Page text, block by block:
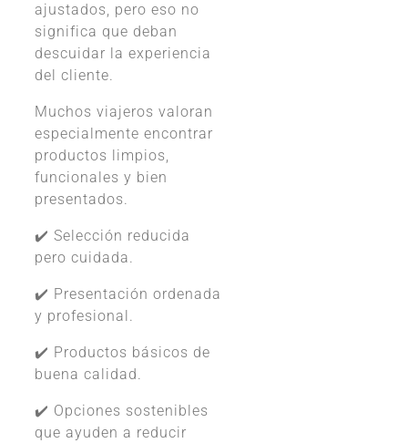
ajustados, pero eso no
significa que deban
descuidar la experiencia
del cliente.
Muchos viajeros valoran
especialmente encontrar
productos limpios,
funcionales y bien
presentados.
✔️ Selección reducida
pero cuidada.
✔️ Presentación ordenada
y profesional.
✔️ Productos básicos de
buena calidad.
✔️ Opciones sostenibles
que ayuden a reducir